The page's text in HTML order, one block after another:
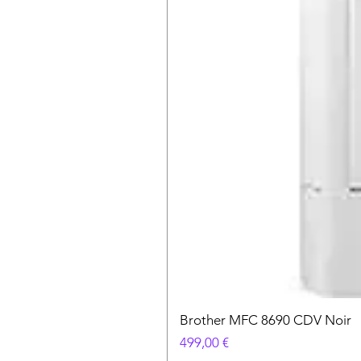
Brother MFC 8690 CDV Noir
Prix
499,00 €